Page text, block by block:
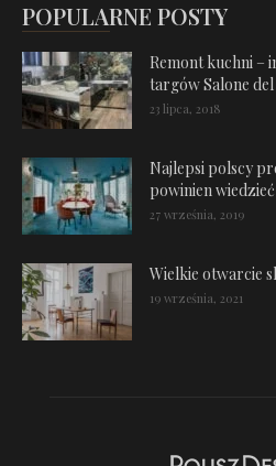
POPULARNE POSTY
Remont kuchni –
targów Salone del
23 lipca, 2018
Najlepsi polscy
powinien
27 września, 2019
Wielkie otwarcie
19 września, 2021